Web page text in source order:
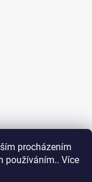
procházením
používáním.. Více